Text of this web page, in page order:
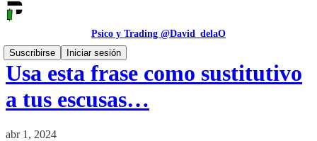
Psico y Trading @David_delaO
Suscribirse
Iniciar sesión
Usa esta frase como sustitutivo
a tus escusas…
abr 1, 2024